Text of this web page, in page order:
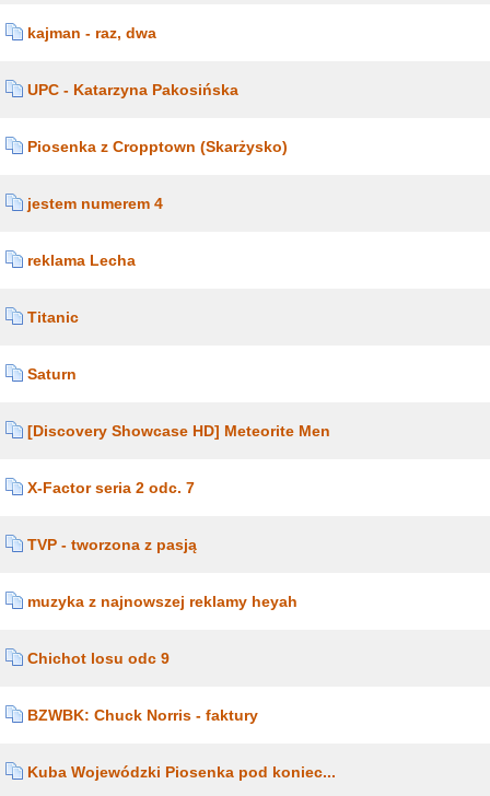
kajman - raz, dwa
UPC - Katarzyna Pakosińska
Piosenka z Cropptown (Skarżysko)
jestem numerem 4
reklama Lecha
Titanic
Saturn
[Discovery Showcase HD] Meteorite Men
X-Factor seria 2 odc. 7
TVP - tworzona z pasją
muzyka z najnowszej reklamy heyah
Chichot losu odc 9
BZWBK: Chuck Norris - faktury
Kuba Wojewódzki Piosenka pod koniec...